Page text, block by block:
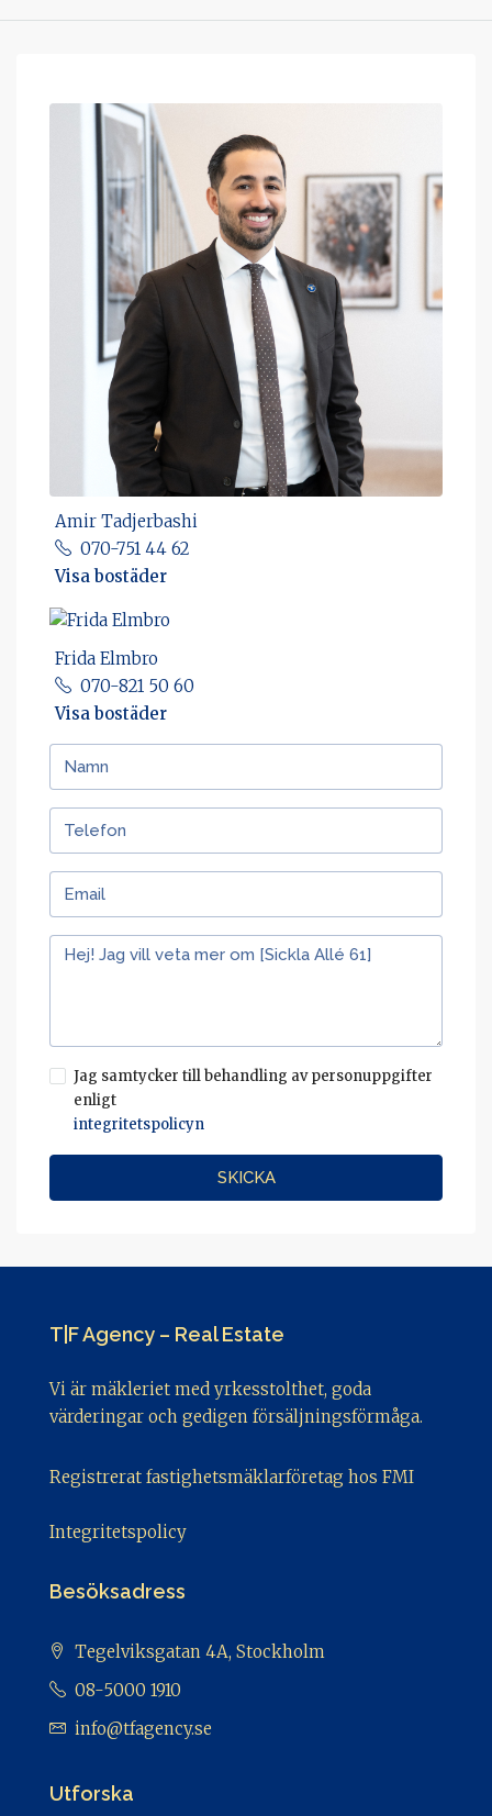
Amir Tadjerbashi
070-751 44 62
Visa bostäder
Frida Elmbro
070-821 50 60
Visa bostäder
Jag samtycker till behandling av personuppgifter
enligt
integritetspolicyn
SKICKA
T|F Agency – Real Estate
Vi är mäkleriet med yrkesstolthet, goda
värderingar och gedigen försäljningsförmåga.
Registrerat fastighetsmäklarföretag hos FMI
Integritetspolicy
Besöksadress
Tegelviksgatan 4A, Stockholm
08-5000 1910
info@tfagency.se
Utforska